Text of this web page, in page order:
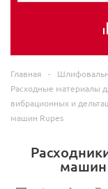
Главная -
Расходные материалы
вибрационных и
машин Rupes
машин